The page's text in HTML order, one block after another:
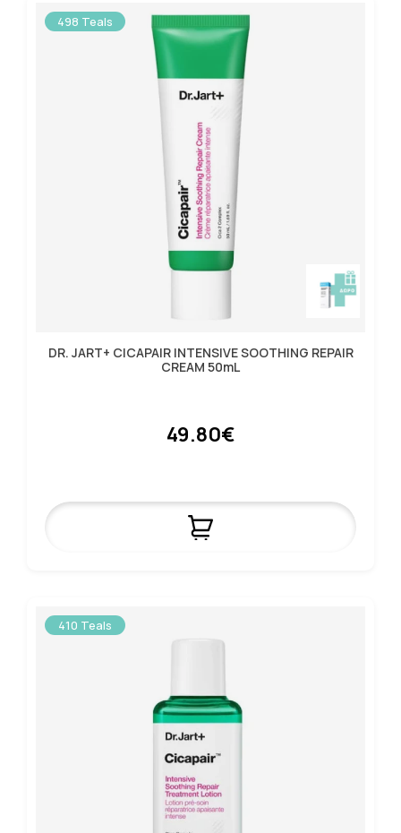
498 Teals
DR. JART+ CICAPAIR INTENSIVE SOOTHING REPAIR
CREAM 50mL
49.80€
410 Teals